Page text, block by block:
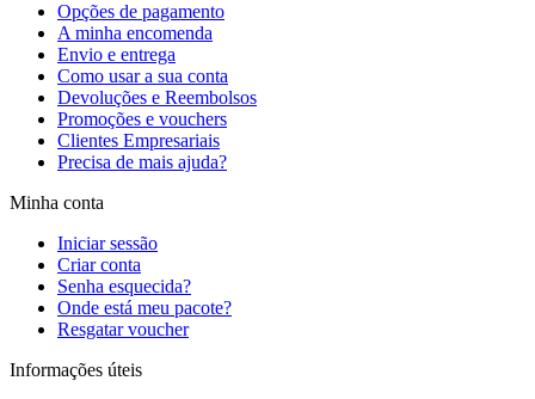
Opções de pagamento
A minha encomenda
Envio e entrega
Como usar a sua conta
Devoluções e Reembolsos
Promoções e vouchers
Clientes Empresariais
Precisa de mais ajuda?
Minha conta
Iniciar sessão
Criar conta
Senha esquecida?
Onde está meu pacote?
Resgatar voucher
Informações úteis